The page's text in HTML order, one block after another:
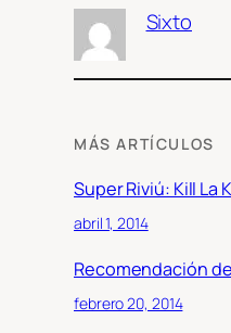
Sixto
MÁS ARTÍCULOS
Super Riviú: Kill La
abril 1, 2014
Recomendación
febrero 20, 2014